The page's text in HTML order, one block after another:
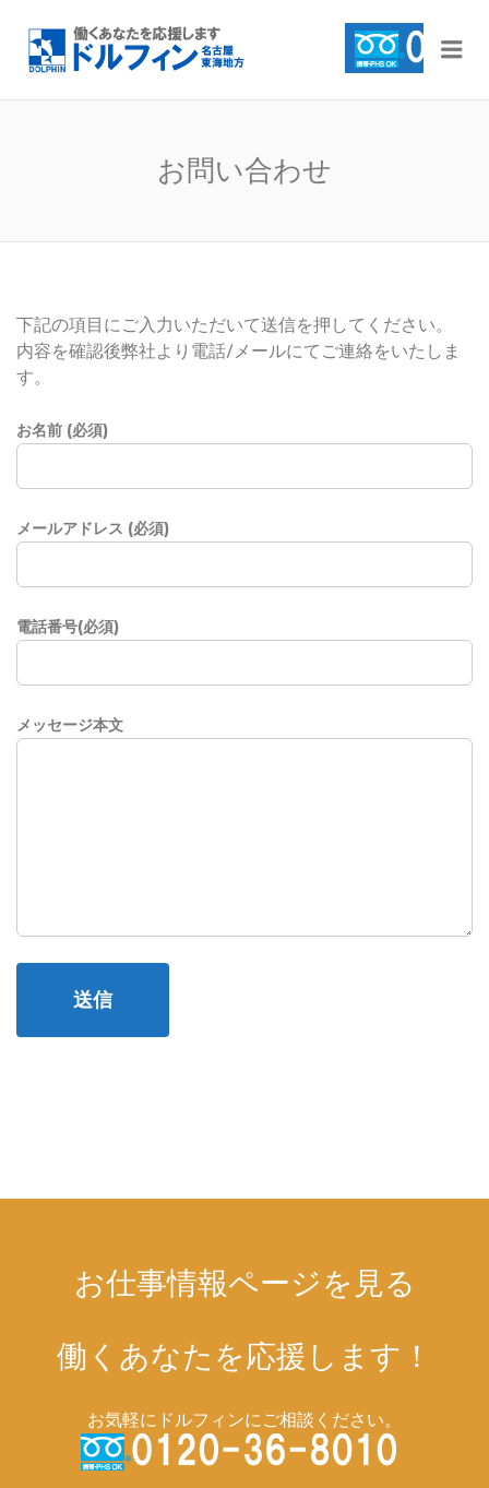
名古屋・東海地域のパ
チンコ店のアルバイ
ト・求人・お仕事情報
お問い合わせ
下記の項目にご入力いただいて送信を押してください。
内容を確認後弊社より電話/メールにてご連絡をいたしま
す。
お名前 (必須)
メールアドレス (必須)
電話番号(必須)
メッセージ本文
お仕事情報ページを見る
働くあなたを応援します！
お気軽にドルフィンにご相談ください。